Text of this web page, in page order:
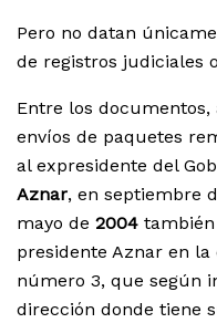
Pero no datan
de registros judiciales
Entre los documentos,
envíos de paquetes
al expresidente del
Aznar, en septiembre
mayo de 2004
presidente Aznar en
número 3, que según
dirección donde tiene